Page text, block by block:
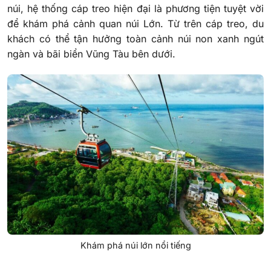
núi, hệ thống cáp treo hiện đại là phương tiện tuyệt vời
để khám phá cảnh quan núi Lớn. Từ trên cáp treo, du
khách có thể tận hưởng toàn cảnh núi non xanh ngút
ngàn và bãi biển Vũng Tàu bên dưới.
Khám phá núi lớn nổi tiếng